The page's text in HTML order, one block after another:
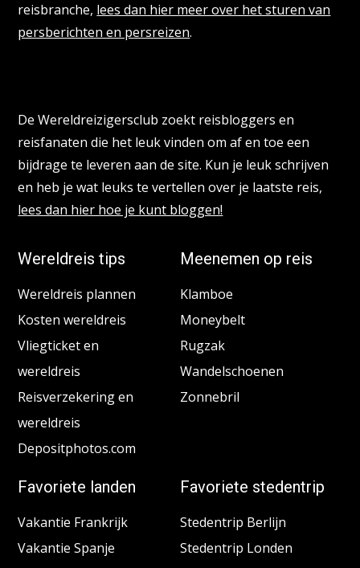
reisbranche, lees dan hier meer over het sturen van
persberichten en persreizen.
De Wereldreizigersclub zoekt reisbloggers en
reisfanaten die het leuk vinden om af en toe een
bijdrage te leveren aan de site. Kun je leuk schrijven
en heb je wat leuks te vertellen over je laatste reis,
lees dan hier hoe je kunt bloggen!
Wereldreis tips
Wereldreis plannen
Kosten wereldreis
Vliegticket en
wereldreis
Reisverzekering en
wereldreis
Depositphotos.com
Meenemen op reis
Klamboe
Moneybelt
Rugzak
Wandelschoenen
Zonnebril
Favoriete landen
Vakantie Frankrijk
Vakantie Spanje
Favoriete stedentrip
Stedentrip Berlijn
Stedentrip Londen